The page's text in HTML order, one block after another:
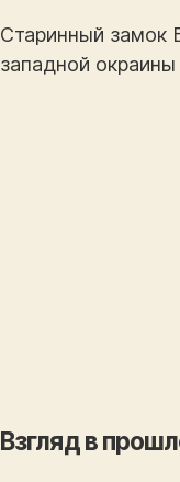
Старинный замок
западной
Взгляд в